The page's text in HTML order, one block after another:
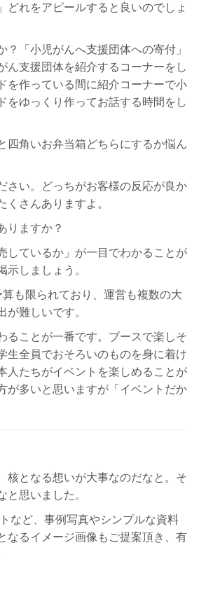
どれをアピールすると良いのでしょ
「小児がんへ支援団体への寄付」
ん支援団体を紹介するコーナーをし
を作っている間に紹介コーナーで小
をゆっくり作ってお話する時間をし
角いお弁当箱どちらにするか悩ん
さい。どっちがお客様の反応が良か
さんありますよ。
りますか？
ているか」が一目でわかることが
しましょう。
も限られており、運営も複数の大
難しいです。
ことが一番です。ブースで楽しそ
生全員でおそろいのものを身に着け
人たちがイベントを楽しめることが
が多いと思いますが「イベントだか
核となる想いが大事なのだなと。そ
思いました。
など、事例写真やシンプルな資料
なるイメージ画像もご提案頂き、有